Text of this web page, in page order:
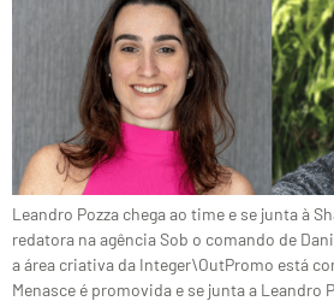
Leandro Pozza chega ao time e se junta à
redatora na agência Sob o comando de
a área criativa da Integer\OutPromo está
Menasce é promovida e se junta a Leandro